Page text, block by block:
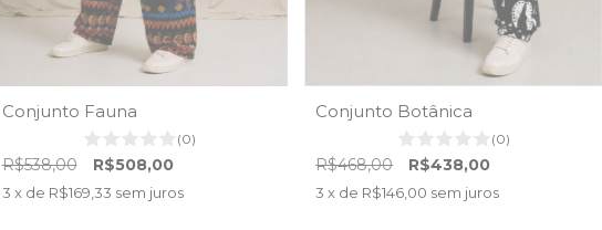
Conjunto Fauna
(0)
R$538,00 R$508,00
3 x de R$169,33 sem juros
Conjunto Botânica
(0)
R$468,00 R$438,00
3 x de R$146,00 sem juros